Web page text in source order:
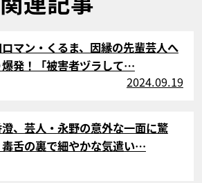
ル
マン・くるま、因縁の先輩芸人へ
発！「被害者ヅラして…
2024.09.19
ル
、芸人・永野の意外な一面に驚
舌の裏で細やかな気遣い…